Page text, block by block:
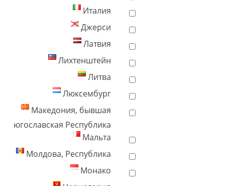
Италия
Джерси
Латвия
Лихтенштейн
Литва
Люксембург
Македония, бывшая
югославская Республика
Мальта
Молдова, Республика
Монако